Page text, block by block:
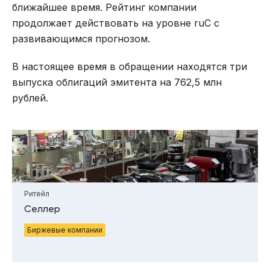
ближайшее время. Рейтинг компании
продолжает действовать на уровне ruC с
развивающимся прогнозом.
В настоящее время в обращении находятся три
выпуска облигаций эмитента на 762,5 млн
рублей.
Ритейл
Селлер
Биржевые компании